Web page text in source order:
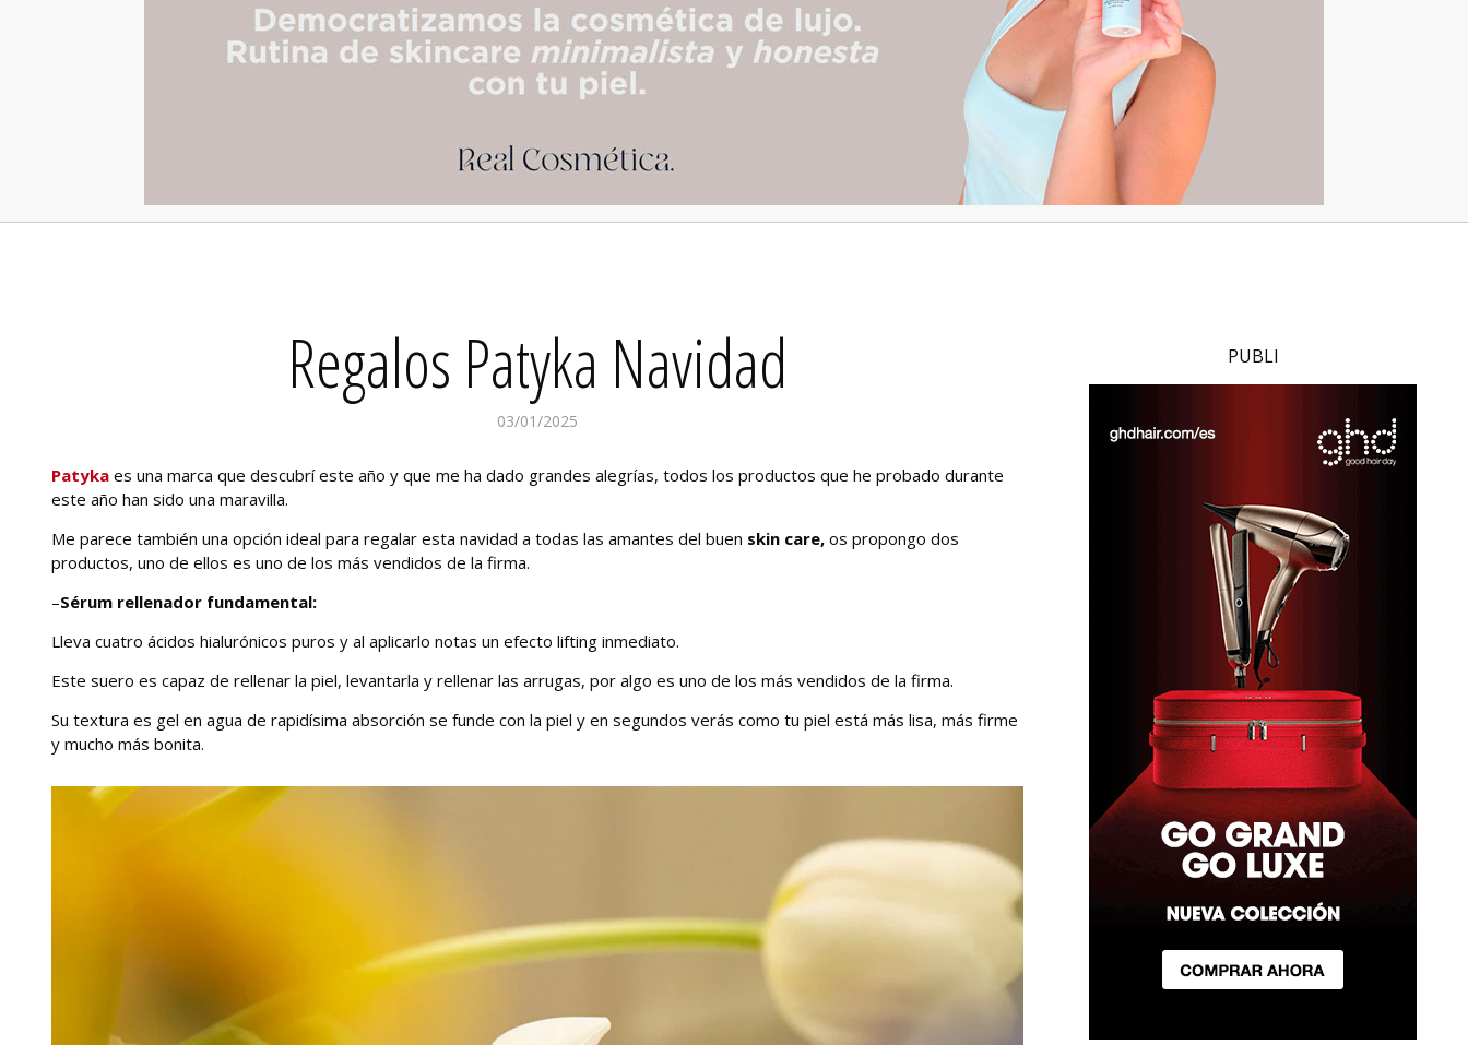
Regalos Patyka Navidad
03/01/2025
Patyka es una marca que descubrí este año y que me ha dado grandes alegrías, todos los productos que he probado durante
este año han sido una maravilla.
Me parece también una opción ideal para regalar esta navidad a todas las amantes del buen skin care, os propongo dos
productos, uno de ellos es uno de los más vendidos de la firma.
–Sérum rellenador fundamental:
Lleva cuatro ácidos hialurónicos puros y al aplicarlo notas un efecto lifting inmediato.
Este suero es capaz de rellenar la piel, levantarla y rellenar las arrugas, por algo es uno de los más vendidos de la firma.
Su textura es gel en agua de rapidísima absorción se funde con la piel y en segundos verás como tu piel está más lisa, más firme
y mucho más bonita.
PUBLI